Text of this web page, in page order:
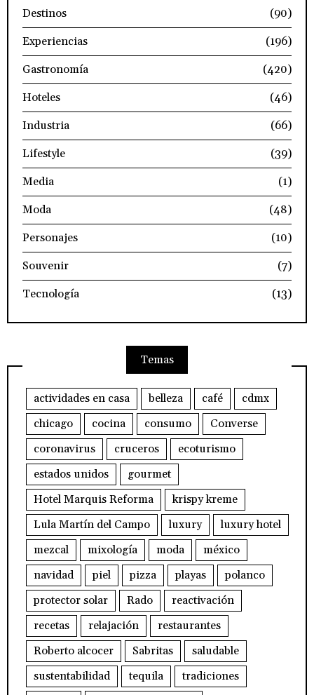
Destinos
(90)
Experiencias
(196)
Gastronomía
(420)
Hoteles
(46)
Industria
(66)
Lifestyle
(39)
Media
(1)
Moda
(48)
Personajes
(10)
Souvenir
(7)
Tecnología
(13)
Temas
actividades en casa belleza café
cdmx
chicago
cocina consumo
Converse
coronavirus
cruceros
ecoturismo
estados unidos
gourmet
Hotel Marquis Reforma
krispy kreme
Lula Martín del Campo
luxury
luxury hotel
mezcal
mixología moda
méxico
navidad
piel pizza playas
polanco
protector solar
Rado
reactivación
recetas
relajación
restaurantes
Roberto alcocer
Sabritas
saludable
sustentabilidad
tequila
tradiciones